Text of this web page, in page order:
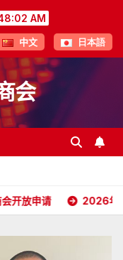
AM
中文 日本語
会
年5月16日杭州潮汕商会